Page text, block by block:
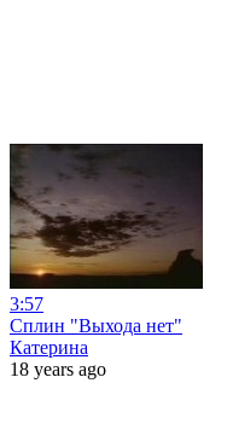
3:57
Сплин "Выхода нет"
Катерина
18 years ago